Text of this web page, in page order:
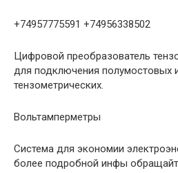
+74957775591 +74956338502
Цифровой преобразователь
для подключения полумостовых
тензометрических.
Вольтамперметры
Система для экономии
более подробной инфы